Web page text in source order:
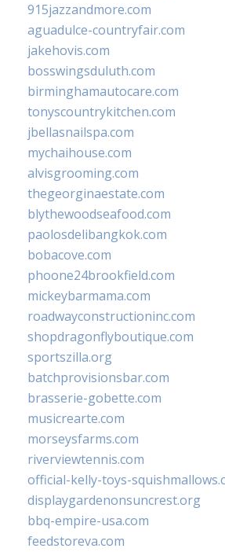
915jazzandmore.com
aguadulce-countryfair.com
jakehovis.com
bosswingsduluth.com
birminghamautocare.com
tonyscountrykitchen.com
jbellasnailspa.com
mychaihouse.com
alvisgrooming.com
thegeorginaestate.com
blythewoodseafood.com
paolosdelibangkok.com
bobacove.com
phoone24brookfield.com
mickeybarmama.com
roadwayconstructioninc.com
shopdragonflyboutique.com
sportszilla.org
batchprovisionsbar.com
brasserie-gobette.com
musicrearte.com
morseysfarms.com
riverviewtennis.com
official-kelly-toys-
displaygardenonsuncrest.org
bbq-empire-usa.com
feedstoreva.com